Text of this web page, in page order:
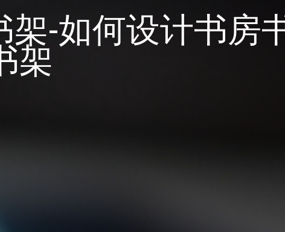
-如何设计书房
架